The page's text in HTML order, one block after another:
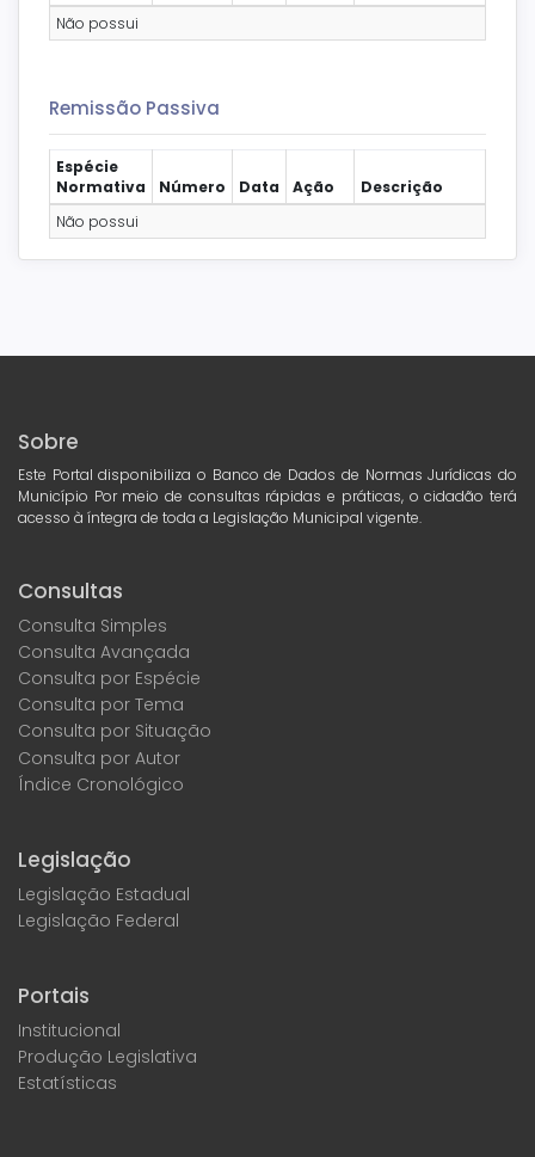
Não possui
Remissão Passiva
Espécie
Normativa
Número Data Ação
Descrição
Não possui
Sobre
Este Portal disponibiliza o Banco de Dados de Normas Jurídicas do
Município Por meio de consultas rápidas e práticas, o cidadão terá
acesso à íntegra de toda a Legislação Municipal vigente.
Consultas
Consulta Simples
Consulta Avançada
Consulta por Espécie
Consulta por Tema
Consulta por Situação
Consulta por Autor
Índice Cronológico
Legislação
Legislação Estadual
Legislação Federal
Portais
Institucional
Produção Legislativa
Estatísticas